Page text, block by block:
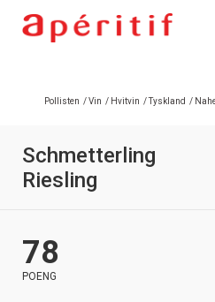
Pollisten /Vin / Hvitvin /Tyskland /
Schmetterling
Riesling
78
POENG